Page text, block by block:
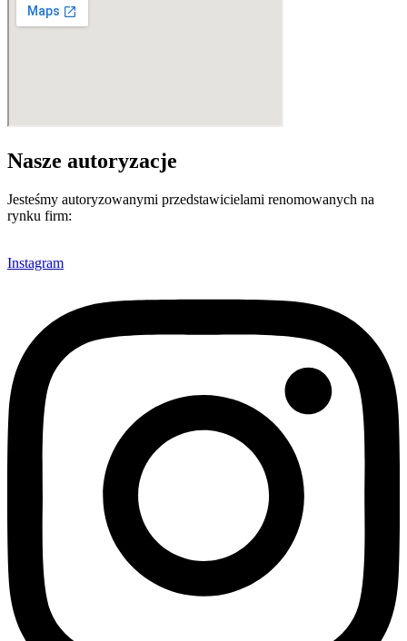
Nasze autoryzacje
Jesteśmy autoryzowanymi przedstawicielami renomowanych na
rynku firm:
Instagram